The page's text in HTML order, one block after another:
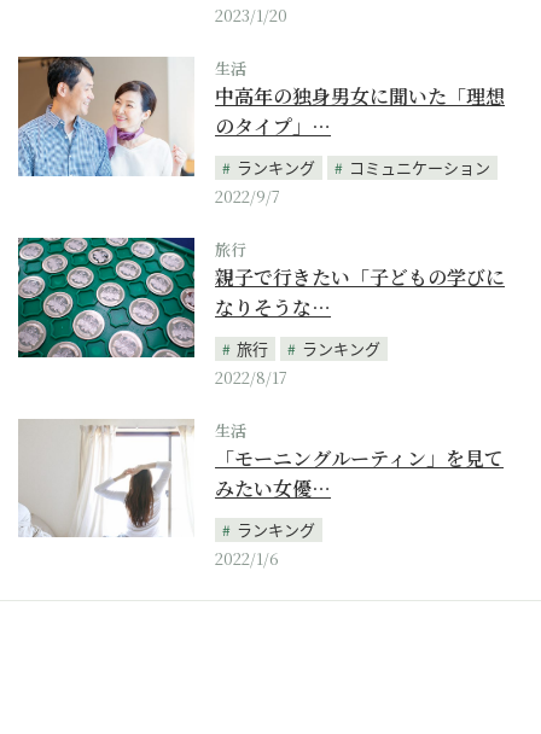
2023/1/20
生活
中高年の独身男女に聞いた「理想
のタイプ」…
ランキング
コミュニケーション
2022/9/7
旅行
親子で行きたい「子どもの学びに
なりそうな…
旅行
ランキング
2022/8/17
生活
「モーニングルーティン」を見て
みたい女優…
ランキング
2022/1/6